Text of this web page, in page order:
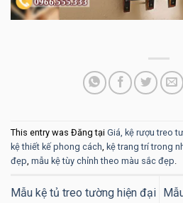
This entry was Đăng tại Giá, kệ rượu treo
kệ thiết kế phong cách, kệ trang trí trong
đẹp, mẫu kệ tùy chỉnh theo màu sắc đẹp.
Mẫu kệ tủ treo tường hiện đại